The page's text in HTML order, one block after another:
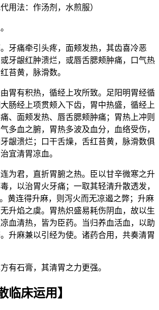
用法：作汤剂，水煎服）
牙痛牵引头疼，面颊发热，其齿喜冷恶
牙龈红肿溃烂，或唇舌腮颊肿痛，口气热
苔黄，脉滑数。
胃有积热，循经上攻所致。足阳明胃经循
肠经上项贯颊入下齿，胃中热盛，循经上
、面颊发热、唇舌腮颊肿痛；胃热上冲则
多血之腑，胃热多波及血分，血络受伤，
龈溃烂；口干舌燥，舌红苔黄，脉滑数俱
宜清胃凉血。
为君，直折胃腑之热。臣以甘辛微寒之升
，以治胃火牙痛；一取其轻清升散透发，
黄连得升麻，则泻火而无凉遏之弊；升麻
升焰之虞。胃热炽盛易耗伤阴血，故以生
血清热，皆为臣药。当归养血活血，以助
升麻兼以引经为使。诸药合用，共奏清胃
有石膏，其清胃之力更强。
床运用】